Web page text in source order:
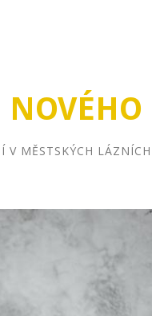
NOVÉHO
MĚSTSKÝCH LÁZNÍCH